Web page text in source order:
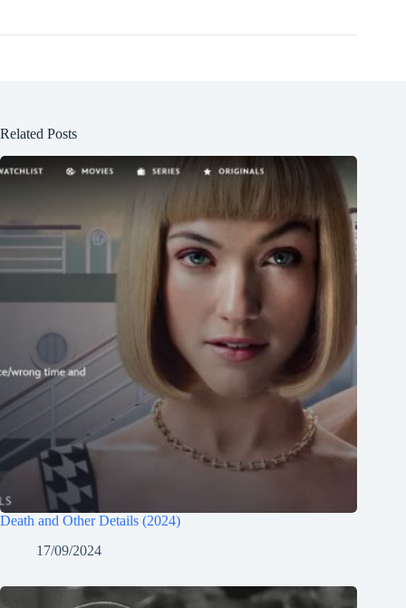
Related Posts
Death and Other Details (2024)
17/09/2024